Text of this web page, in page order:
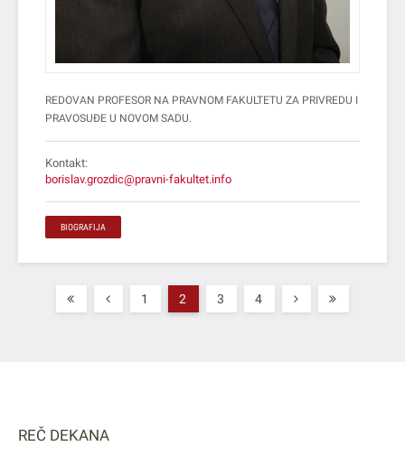
REDOVAN PROFESOR NA PRAVNOM FAKULTETU ZA PRIVREDU I
PRAVOSUĐE U NOVOM SADU.
Kontakt:
borislav.grozdic@pravni-fakultet.info
BIOGRAFIJA
1 2 3 4
REČ DEKANA